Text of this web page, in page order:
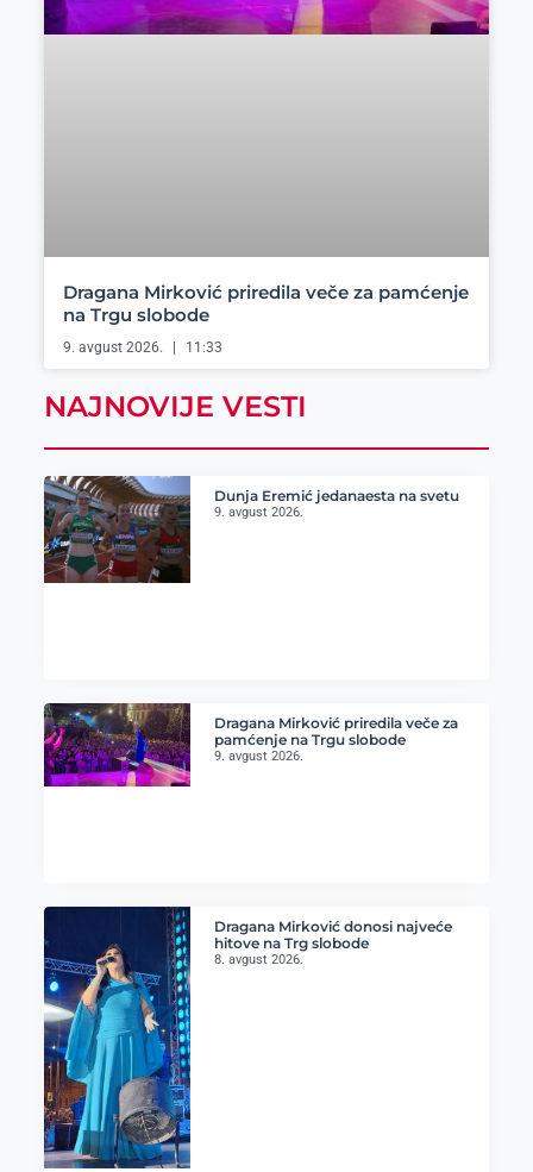
Dragana Mirković priredila veče za pamćenje
na Trgu slobode
9. avgust 2026. 11:33
NAJNOVIJE VESTI
Dunja Eremić jedanaesta na svetu
9. avgust 2026.
Dragana Mirković priredila veče za
pamćenje na Trgu slobode
9. avgust 2026.
Dragana Mirković donosi najveće
hitove na Trg slobode
8. avgust 2026.